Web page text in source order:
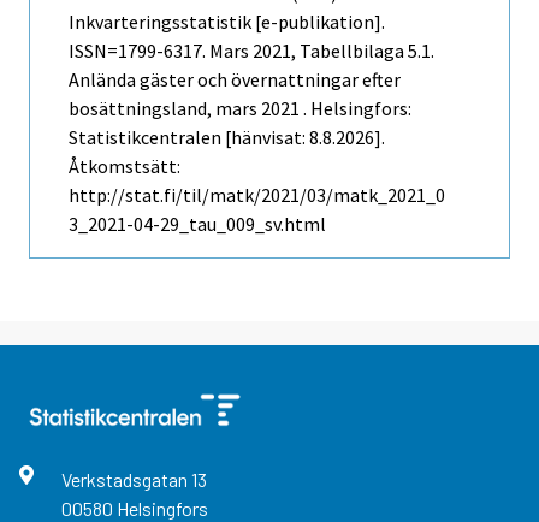
Inkvarteringsstatistik [e-publikation].
ISSN=1799-6317. Mars 2021, Tabellbilaga 5.1.
Anlända gäster och övernattningar efter
bosättningsland, mars 2021 . Helsingfors:
Statistikcentralen [hänvisat: 8.8.2026].
Åtkomstsätt:
http://stat.fi/til/matk/2021/03/matk_2021_0
3_2021-04-29_tau_009_sv.html
Verkstadsgatan 13
00580 Helsingfors